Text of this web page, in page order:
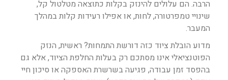
הרבה. הם עלולים להינזק בקלות כתוצאה מטלטול קל,
שינויי טמפרטורה, לחות, או אפילו רעידות קלות במהלך
המעבר.
מדוע הובלת ציוד כזה דורשת התמחות? ראשית, הנזק
הפוטנציאלי אינו מסתכם רק בעלות החלפת הציוד, אלא גם
בהפסד זמן עבודה, פגיעה בשרשרת האספקה או סיכון חיי